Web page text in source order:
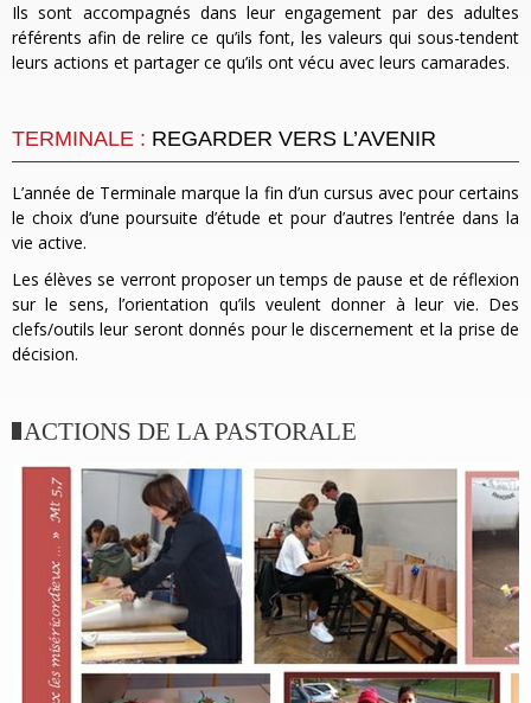
Ils sont accompagnés dans leur engagement par des adultes
référents afin de relire ce qu’ils font, les valeurs qui sous-tendent
leurs actions et partager ce qu’ils ont vécu avec leurs camarades.
TERMINALE : REGARDER VERS L’AVENIR
L’année de Terminale marque la fin d’un cursus avec pour certains
le choix d’une poursuite d’étude et pour d’autres l’entrée dans la
vie active.
Les élèves se verront proposer un temps de pause et de réflexion
sur le sens, l’orientation qu’ils veulent donner à leur vie. Des
clefs/outils leur seront donnés pour le discernement et la prise de
décision.
ACTIONS DE LA PASTORALE